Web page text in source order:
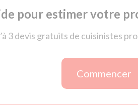
pour estimer votre
3 devis gratuits de cuisinistes
Commencer